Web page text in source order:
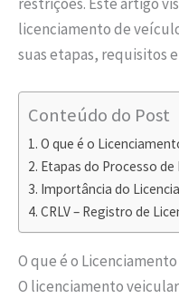
licenciamento de
suas etapas, requisitos
Conteúdo do Post
O que é o
Etapas do Processo
Importância do
CRLV – Registro de
O que é o
O licenciamento